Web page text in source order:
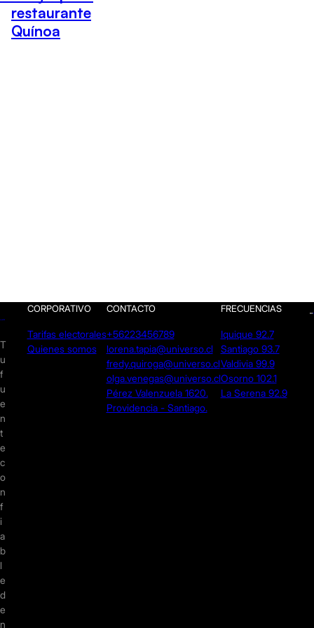
restaurante
Quínoa
T
u
f
u
e
n
t
e
c
o
n
f
i
a
b
l
e
d
e
n
CORPORATIVO
Tarifas electorales
Quienes somos
CONTACTO
+56223456789
lorena.tapia@universo.cl
fredy.quiroga@universo.cl
olga.venegas@universo.cl
Pérez Valenzuela 1620.
Providencia - Santiago.
FRECUENCIAS
Iquique 92.7
Santiago 93.7
Valdivia 99.9
Osorno 102.1
La Serena 92.9